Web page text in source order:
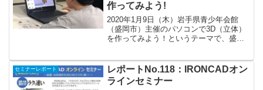
作ってみよう!
2020年1月9日（木）岩手県青少年会館
（盛岡市）主催のパソコンで3D（立体）
を作ってみよう！というテーマで、盛岡
で盛岡市から北上市にある弊センター
（いわてデジ...
セミナーレポート
レポートNo.118：IRONCADオン
ラインセミナー